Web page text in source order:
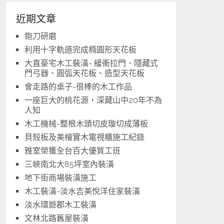
近期文章
鉋刀研磨
利用十字軌道完成橢圓形天花板
大直豪宅木工裝潢- 緩衝拉門、隱藏式
門弓器、圓弧天花板、造型天花板
會走路的桌子-很棒的木工作品
一座巨大的桃花源，深藏山中20年不為
人知
木工機械-整根木頭切皮璇切成薄板
貝殼板及美檜實木電視櫃施工紀錄
雅室榮獲全台百大優質工班
三峽南北大85坪室內裝潢
地下街商場裝潢施工
木工裝潢-淡水吉美悅洋住家裝潢
淡水環遊郡木工裝潢
文林北路舊屋裝潢